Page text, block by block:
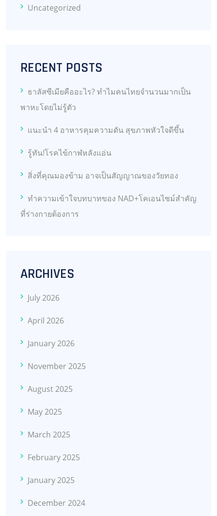
Uncategorized
RECENT POSTS
ธาลัสซีเมียคืออะไร? ทำไมคนไทยจำนวนมากเป็น
พาหะโดยไม่รู้ตัว
แนะนำ 4 อาหารคุมความดัน สุขภาพหัวใจดีขึ้น
รู้ทัน!โรคไข้กาฬหลังแอ่น
สิ่งที่คุณมองข้าม อาจเป็นสัญญาณของวัยทอง
ทำความเข้าใจบทบาทของ NAD+โคเอนไซม์สำคัญ
ที่ร่างกายต้องการ
ARCHIVES
July 2026
April 2026
January 2026
November 2025
August 2025
May 2025
March 2025
February 2025
January 2025
December 2024